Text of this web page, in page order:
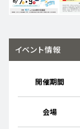
イベント情報
開催期間
会場